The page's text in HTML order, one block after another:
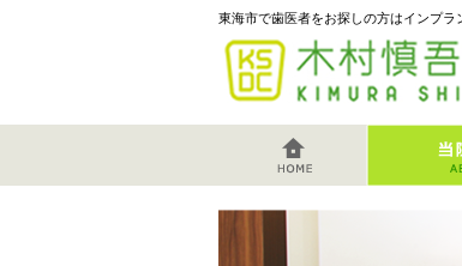
東海市で歯医者をお探しの方はインプ